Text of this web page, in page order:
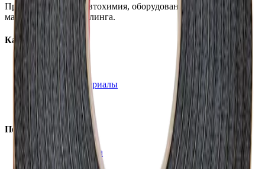
Профессиональная автохимия, оборудование и расходные
материалы для детейлинга.
Каталог
Автохимия
Оборудование
Расходные материалы
Инструменты
Аксессуары
Покупателям
Доставка и оплата
Обучение